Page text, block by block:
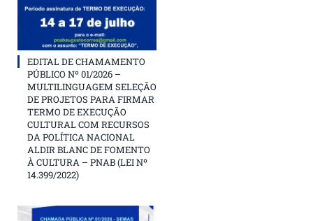
EDITAL DE CHAMAMENTO
PÚBLICO Nº 01/2026 –
MULTILINGUAGEM SELEÇÃO
DE PROJETOS PARA FIRMAR
TERMO DE EXECUÇÃO
CULTURAL COM RECURSOS
DA POLÍTICA NACIONAL
ALDIR BLANC DE FOMENTO
À CULTURA – PNAB (LEI Nº
14.399/2022)